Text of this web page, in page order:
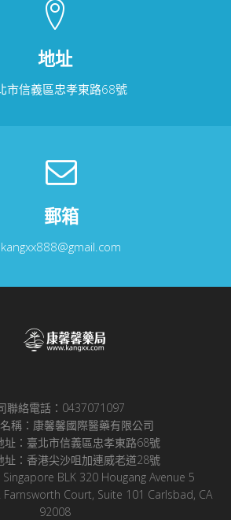
地址
市信義區忠孝東路68號
郵箱
kangxx888@gmail.com
聯絡電話：0437071097
稱：康馨馨國際醫藥有限公司
址：臺北市信義區忠孝東路68號
址：香港尖沙咀加連威老道28號
BLK 320 Hougang Avenue 5
Court, Suite 101 Carlsbad, CA
92008